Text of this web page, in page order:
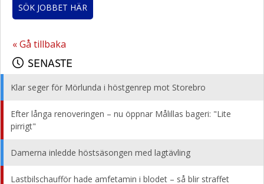
SÖK JOBBET HÄR
« Gå tillbaka
SENASTE
Klar seger för Mörlunda i höstgenrep mot Storebro
Efter långa renoveringen – nu öppnar Målillas bageri: "Lite
pirrigt"
Damerna inledde höstsäsongen med lagtävling
Lastbilschaufför hade amfetamin i blodet – så blir straffet